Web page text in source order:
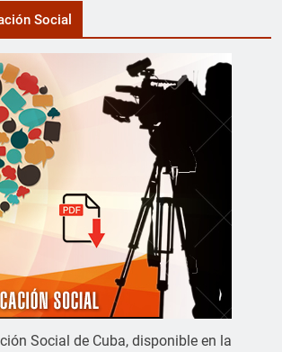
Social
Social de Cuba, disponible en la